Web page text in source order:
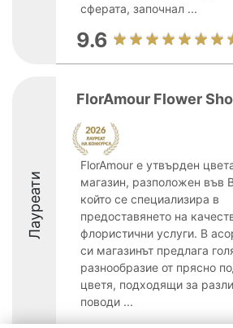
сферата, започнал ...
9.6
Лауреати
FlorAmour Flower
FlorAmour е утвърден
магазин, разположен във
който се специализира в
предоставянето на
флористични услуги. В
си магазинът предлага
разнообразие от прясно
цветя, подходящи за
поводи ...